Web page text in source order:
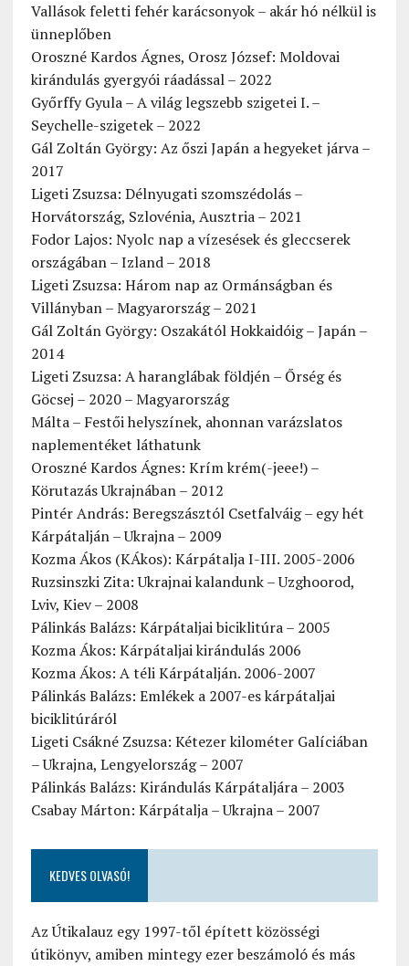
Vallások feletti fehér karácsonyok – akár hó nélkül is
ünneplőben
Oroszné Kardos Ágnes, Orosz József: Moldovai
kirándulás gyergyói ráadással – 2022
Győrffy Gyula – A világ legszebb szigetei I. –
Seychelle-szigetek – 2022
Gál Zoltán György: Az őszi Japán a hegyeket járva –
2017
Ligeti Zsuzsa: Délnyugati szomszédolás –
Horvátország, Szlovénia, Ausztria – 2021
Fodor Lajos: Nyolc nap a vízesések és gleccserek
országában – Izland – 2018
Ligeti Zsuzsa: Három nap az Ormánságban és
Villányban – Magyarország – 2021
Gál Zoltán György: Oszakától Hokkaidóig – Japán –
2014
Ligeti Zsuzsa: A haranglábak földjén – Őrség és
Göcsej – 2020 – Magyarország
Málta – Festői helyszínek, ahonnan varázslatos
naplementéket láthatunk
Oroszné Kardos Ágnes: Krím krém(-jeee!) –
Körutazás Ukrajnában – 2012
Pintér András: Beregszásztól Csetfalváig – egy hét
Kárpátalján – Ukrajna – 2009
Kozma Ákos (KÁkos): Kárpátalja I-III. 2005-2006
Ruzsinszki Zita: Ukrajnai kalandunk – Uzghoorod,
Lviv, Kiev – 2008
Pálinkás Balázs: Kárpátaljai biciklitúra – 2005
Kozma Ákos: Kárpátaljai kirándulás 2006
Kozma Ákos: A téli Kárpátalján. 2006-2007
Pálinkás Balázs: Emlékek a 2007-es kárpátaljai
biciklitúráról
Ligeti Csákné Zsuzsa: Kétezer kilométer Galíciában
– Ukrajna, Lengyelország – 2007
Pálinkás Balázs: Kirándulás Kárpátaljára – 2003
Csabay Márton: Kárpátalja – Ukrajna – 2007
KEDVES OLVASÓ!
Az Útikalauz egy 1997-től épített közösségi
útikönyv, amiben mintegy ezer beszámoló és más